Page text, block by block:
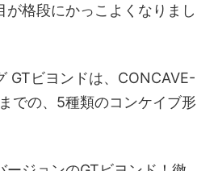
が格段にかっこよくなりまし
GTビヨンドは、CONCAVE-
での、5種類のコンケイブ形